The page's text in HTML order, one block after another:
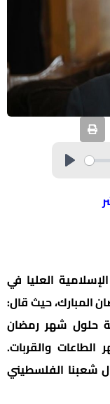
العليا في
المبارك، حيث قال:
حلول شهر رمضان
والقربات.
شعبنا الفلسطيني